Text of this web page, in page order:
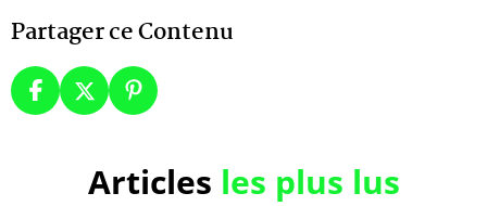
Partager ce Contenu
Articles les plus lus